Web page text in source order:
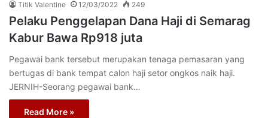
Titik Valentine 12/03/2022 249
Pelaku Penggelapan Dana Haji di Semarag
Kabur Bawa Rp918 juta
Pegawai bank tersebut merupakan tenaga pemasaran yang
bertugas di bank tempat calon haji setor ongkos naik haji.
JERNIH-Seorang pegawai bank…
Read More »